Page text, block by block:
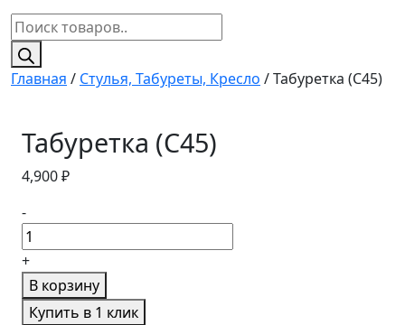
Поиск
товаров
Главная / Стулья, Табуреты, Кресло / Табуретка (C45)
Табуретка (C45)
4,900₽
-
+
В корзину
Купить в 1 клик